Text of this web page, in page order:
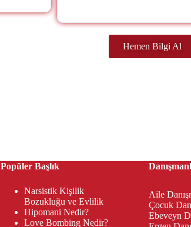
Hemen Bilgi Al
Popüler Başlık
Narsistik Kişilik
Bozukluğu ve Evlilik
Hipomani Nedir?
Love Bombing Nedir?
Aile
Çocuk
Ebeveyn